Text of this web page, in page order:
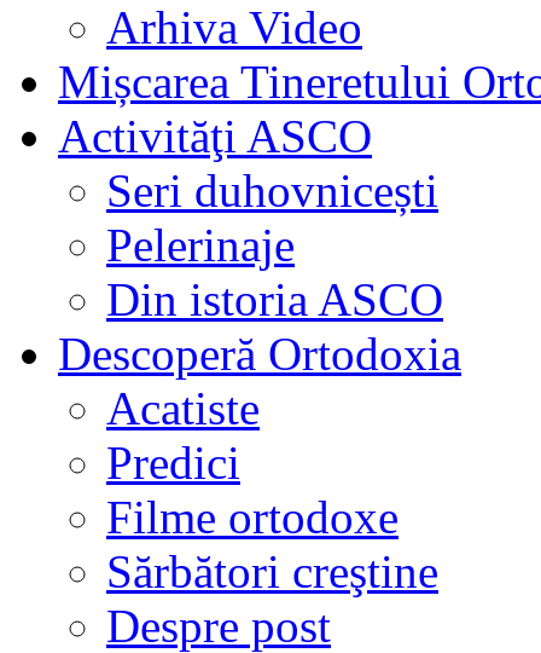
Arhiva Video
Mișcarea Tineretului
Activităţi ASCO
Seri duhovnicești
Pelerinaje
Din istoria ASCO
Descoperă Ortodoxia
Acatiste
Predici
Filme ortodoxe
Sărbători creştine
Despre post